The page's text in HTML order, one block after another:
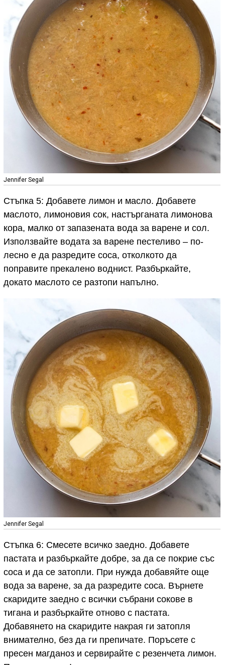
Jennifer Segal
Стъпка 5: Добавете лимон и масло. Добавете
маслото, лимоновия сок, настърганата лимонова
кора, малко от запазената вода за варене и сол.
Използвайте водата за варене пестеливо – по-
лесно е да разредите соса, отколкото да
поправите прекалено воднист. Разбъркайте,
докато маслото се разтопи напълно.
Jennifer Segal
Стъпка 6: Смесете всичко заедно. Добавете
пастата и разбъркайте добре, за да се покрие със
соса и да се затопли. При нужда добавяйте още
вода за варене, за да разредите соса. Върнете
скаридите заедно с всички събрани сокове в
тигана и разбъркайте отново с пастата.
Добавянето на скаридите накрая ги затопля
внимателно, без да ги препичате. Поръсете с
пресен магданоз и сервирайте с резенчета лимон.